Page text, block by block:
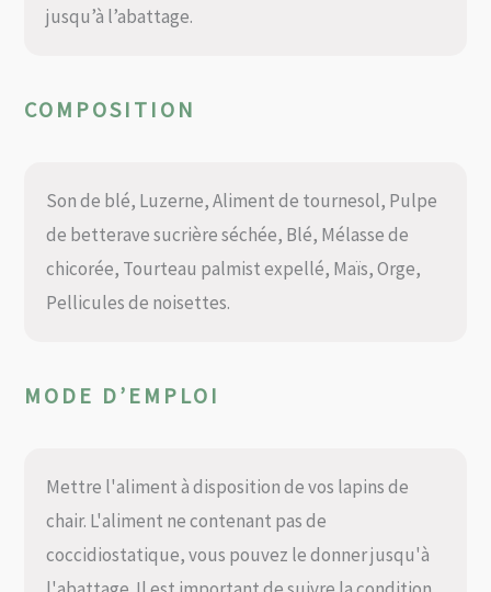
jusqu’à l’abattage.
COMPOSITION
Son de blé, Luzerne, Aliment de tournesol, Pulpe
de betterave sucrière séchée, Blé, Mélasse de
chicorée, Tourteau palmist expellé, Maïs, Orge,
Pellicules de noisettes.
MODE D’EMPLOI
Mettre l'aliment à disposition de vos lapins de
chair. L'aliment ne contenant pas de
coccidiostatique, vous pouvez le donner jusqu'à